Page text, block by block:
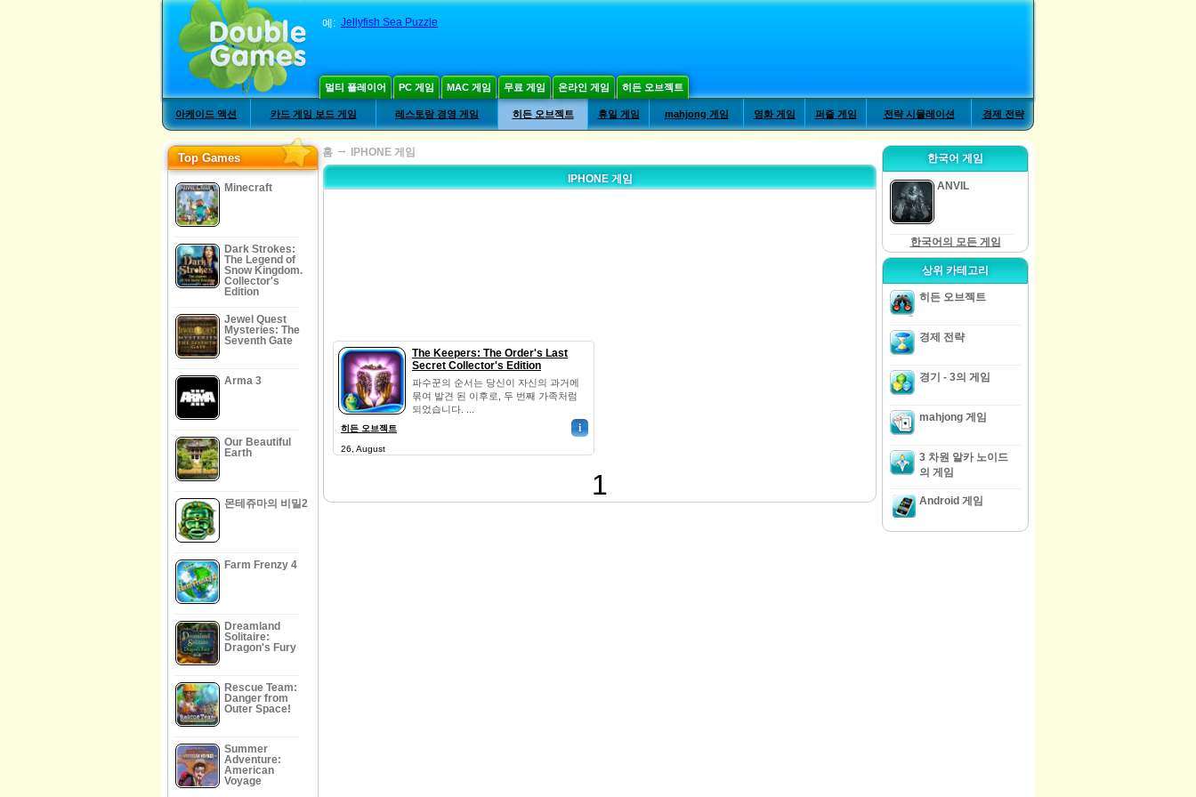
예: Jellyfish Sea Puzzle
멀티 플레이어 PC 게임 MAC 게임 무료 게임 온라인 게임 히든 오브젝트
아케이드 액션 카드 게임 보드 게임 레스토랑 경영 게임 히든 오브젝트 휴일 게임 mahjong 게임 영화 게임 퍼즐 게임 전략 시뮬레이션 경제 전략
Top Games
Minecraft
Dark Strokes:
The Legend of
Snow Kingdom.
Collector's
Edition
Jewel Quest
Mysteries: The
Seventh Gate
Arma 3
Our Beautiful
Earth
몬테쥬마의 비밀2
Farm Frenzy 4
Dreamland
Solitaire:
Dragon's Fury
Rescue Team:
Danger from
Outer Space!
Summer
Adventure:
American
Voyage
홈 → IPHONE 게임
IPHONE 게임
The Keepers: The Order's Last
Secret Collector's Edition
파수꾼의 순서는 당신이 자신의 과거에
묶여 발견 된 이후로, 두 번째 가족처럼
되었습니다. ...
히든 오브젝트 i
26, August
1
한국어 게임
ANVIL
한국어의 모든 게임
상위 카테고리
히든 오브젝트
경제 전략
경기 - 3의 게임
mahjong 게임
3 차원 알카 노이드
의 게임
Android 게임